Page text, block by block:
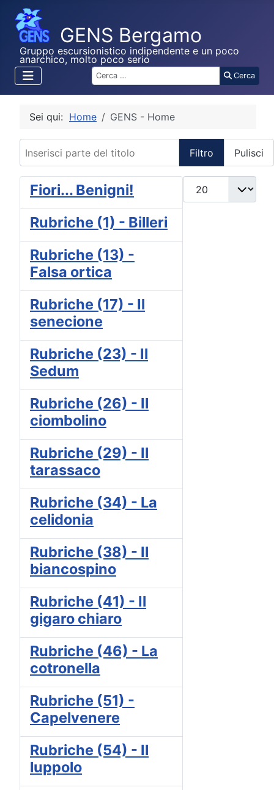
Gruppo escursionistico indipendente e un poco
anarchico, molto poco serio
Cerca
Cerca
Sei qui: Home GENS - Home
Filtro Pulisci
Visualizza #
Fiori... Benigni!
Rubriche (1) - Billeri
Rubriche (13) -
Falsa ortica
Rubriche (17) - Il
senecione
Rubriche (23) - Il
Sedum
Rubriche (26) - Il
ciombolino
Rubriche (29) - Il
tarassaco
Rubriche (34) - La
celidonia
Rubriche (38) - Il
biancospino
Rubriche (41) - Il
gigaro chiaro
Rubriche (46) - La
cotronella
Rubriche (51) -
Capelvenere
Rubriche (54) - Il
luppolo